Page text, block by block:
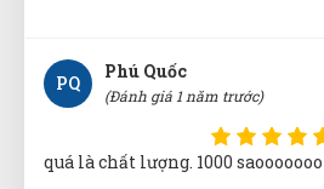
PQ
Phú Quốc
(Đánh giá 1 năm trước)
quá là chất lượng. 1000 saooooooo